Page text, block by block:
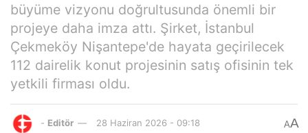
büyüme vizyonu doğrultusunda önemli bir
projeye daha imza attı. Şirket, İstanbul
Çekmeköy Nişantepe'de hayata geçirilecek
112 dairelik konut projesinin satış ofisinin tek
yetkili firması oldu.
- Editör 28 Haziran 2026 - 09:18 AA